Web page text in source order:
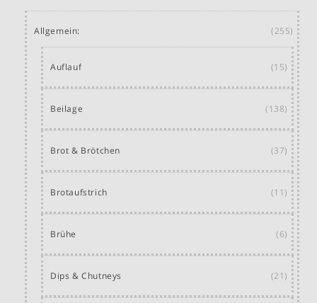
Allgemein: (255)
Auflauf (15)
Beilage (138)
Brot & Brötchen (37)
Brotaufstrich (11)
Brühe (6)
Dips & Chutneys (21)